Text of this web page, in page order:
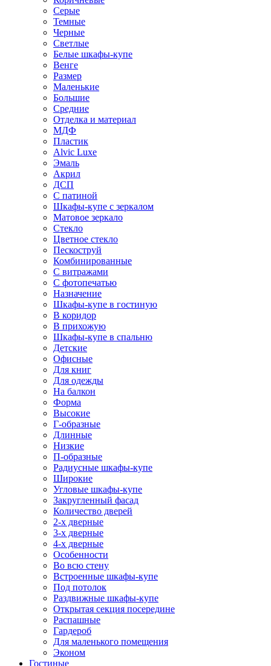
Серые
Темные
Черные
Светлые
Белые шкафы-купе
Венге
Размер
Маленькие
Большие
Средние
Отделка и материал
МДФ
Пластик
Alvic Luxe
Эмаль
Акрил
ДСП
С патиной
Шкафы-купе с зеркалом
Матовое зеркало
Стекло
Цветное стекло
Пескоструй
Комбинированные
С витражами
С фотопечатью
Назначение
Шкафы-купе в гостиную
В коридор
В прихожую
Шкафы-купе в спальню
Детские
Офисные
Для книг
Для одежды
На балкон
Форма
Высокие
Г-образные
Длинные
Низкие
П-образные
Радиусные шкафы-купе
Широкие
Угловые шкафы-купе
Закругленный фасад
Количество дверей
2-х дверные
3-х дверные
4-х дверные
Особенности
Во всю стену
Встроенные шкафы-купе
Под потолок
Раздвижные шкафы-купе
Открытая секция посередине
Распашные
Гардероб
Для маленького помещения
Эконом
Гостиные